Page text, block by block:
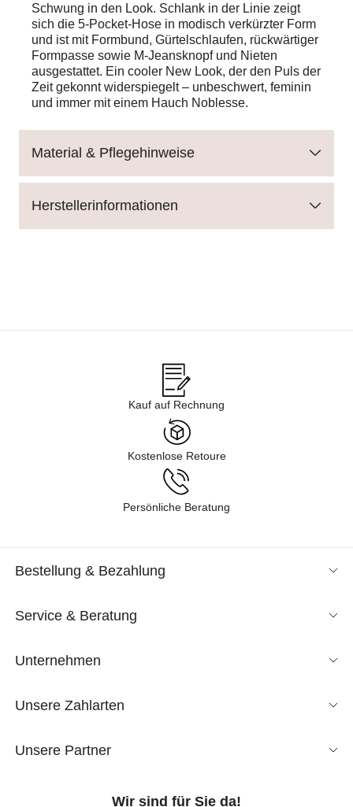
Schwung in den Look. Schlank in der Linie zeigt
sich die 5-Pocket-Hose in modisch verkürzter Form
und ist mit Formbund, Gürtelschlaufen, rückwärtiger
Formpasse sowie M-Jeansknopf und Nieten
ausgestattet. Ein cooler New Look, der den Puls der
Zeit gekonnt widerspiegelt – unbeschwert, feminin
und immer mit einem Hauch Noblesse.
Material & Pflegehinweise
Herstellerinformationen
Kauf auf Rechnung
Kostenlose Retoure
Persönliche Beratung
Bestellung & Bezahlung
Service & Beratung
Unternehmen
Unsere Zahlarten
Unsere Partner
Wir sind für Sie da!